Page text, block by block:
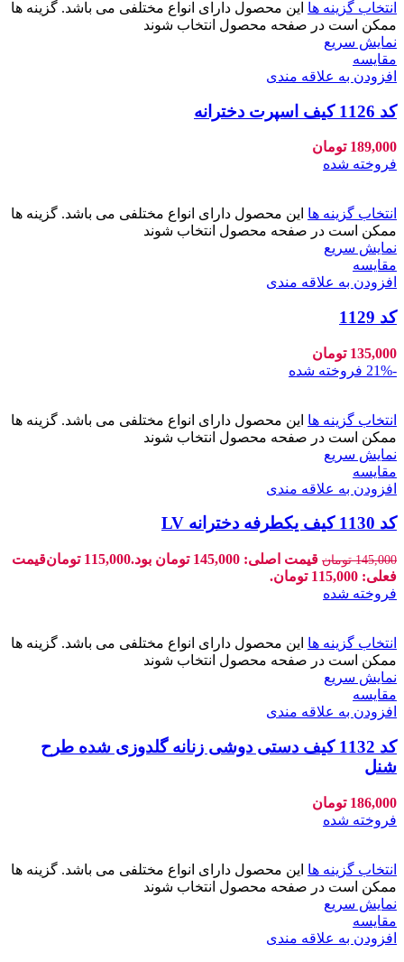
انتخاب گزینه ها این محصول دارای انواع مختلفی می باشد. گزینه ها
ممکن است در صفحه محصول انتخاب شوند
نمایش سریع
مقايسه
افزودن به علاقه مندی
کد 1126 کیف اسپرت دخترانه
189,000 تومان
فروخته شده
انتخاب گزینه ها این محصول دارای انواع مختلفی می باشد. گزینه ها
ممکن است در صفحه محصول انتخاب شوند
نمایش سریع
مقايسه
افزودن به علاقه مندی
کد 1129
135,000 تومان
-21%
فروخته شده
انتخاب گزینه ها این محصول دارای انواع مختلفی می باشد. گزینه ها
ممکن است در صفحه محصول انتخاب شوند
نمایش سریع
مقايسه
افزودن به علاقه مندی
کد 1130 کیف یکطرفه دخترانه LV
145,000 تومان قیمت اصلی: 145,000 تومان بود. 115,000 تومانقیمت
فعلی: 115,000 تومان.
فروخته شده
انتخاب گزینه ها این محصول دارای انواع مختلفی می باشد. گزینه ها
ممکن است در صفحه محصول انتخاب شوند
نمایش سریع
مقايسه
افزودن به علاقه مندی
کد 1132 کیف دستی دوشی زنانه گلدوزی شده طرح
شنل
186,000 تومان
فروخته شده
انتخاب گزینه ها این محصول دارای انواع مختلفی می باشد. گزینه ها
ممکن است در صفحه محصول انتخاب شوند
نمایش سریع
مقايسه
افزودن به علاقه مندی